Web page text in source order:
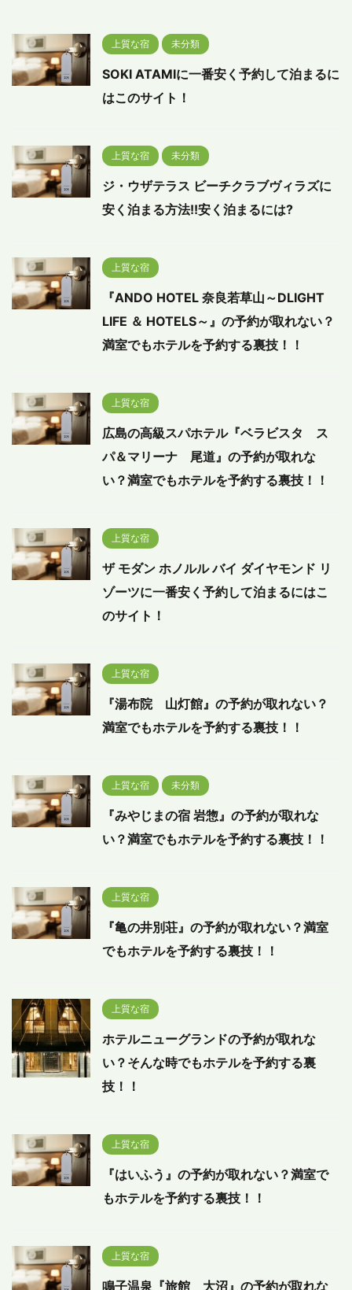
上質な宿 未分類
SOKI ATAMIに一番安く予約して泊まるに
はこのサイト！
上質な宿 未分類
ジ・ウザテラス ビーチクラブヴィラズに
安く泊まる方法!!安く泊まるには?
上質な宿
『ANDO HOTEL 奈良若草山～DLIGHT
LIFE ＆ HOTELS～』の予約が取れない？
満室でもホテルを予約する裏技！！
上質な宿
広島の高級スパホテル『ベラビスタ ス
パ＆マリーナ 尾道』の予約が取れな
い？満室でもホテルを予約する裏技！！
上質な宿
ザ モダン ホノルル バイ ダイヤモンド リ
ゾーツに一番安く予約して泊まるにはこ
のサイト！
上質な宿
『湯布院 山灯館』の予約が取れない？
満室でもホテルを予約する裏技！！
上質な宿 未分類
『みやじまの宿 岩惣』の予約が取れな
い？満室でもホテルを予約する裏技！！
上質な宿
『亀の井別荘』の予約が取れない？満室
でもホテルを予約する裏技！！
上質な宿
ホテルニューグランドの予約が取れな
い？そんな時でもホテルを予約する裏
技！！
上質な宿
『はいふう』の予約が取れない？満室で
もホテルを予約する裏技！！
上質な宿
鳴子温泉『旅館 大沼』の予約が取れな